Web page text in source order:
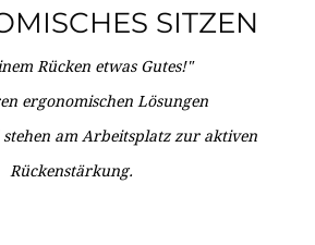
SITZEN
Rücken etwas Gutes!"
ergonomischen Lösungen
am Arbeitsplatz zur aktiven
Rückenstärkung.